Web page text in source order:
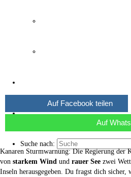
Kaffee ☕
Suche nach:
Auf Facebook teilen
Auf
Kanaren Sturmwarnung: Die Regierung der
von starkem Wind und rauer See zwei
Inseln herausgegeben. Du fragst dich sicher,